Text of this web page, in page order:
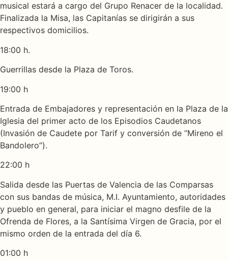
musical estará a cargo del Grupo Renacer de la localidad.
Finalizada la Misa, las Capitanías se dirigirán a sus
respectivos domicilios.
18:00 h.
Guerrillas desde la Plaza de Toros.
19:00 h
Entrada de Embajadores y representación en la Plaza de la
Iglesia del primer acto de los Episodios Caudetanos
(Invasión de Caudete por Tarif y conversión de “Mireno el
Bandolero”).
22:00 h
Salida desde las Puertas de Valencia de las Comparsas
con sus bandas de música, M.I. Ayuntamiento, autoridades
y pueblo en general, para iniciar el magno desfile de la
Ofrenda de Flores, a la Santísima Virgen de Gracia, por el
mismo orden de la entrada del día 6.
01:00 h